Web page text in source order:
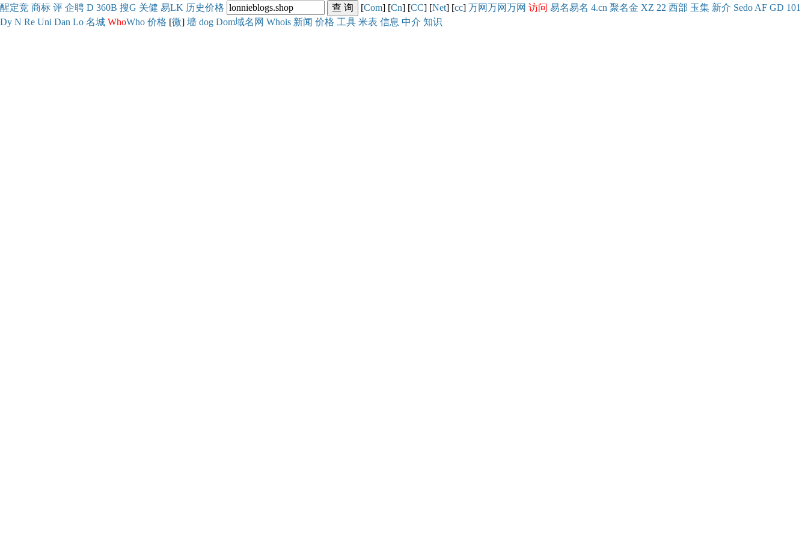
醒定竞 商标 评 企聘 D 360B 搜G 关健 易LK 历史价格 [Com] [Cn] [CC] [Net] [cc] 万网万网万网 访问 易名易名 4.cn 聚名金 XZ 22 西部 玉集 新介 Sedo AF GD 101
Dy N Re Uni Dan Lo 名城 WhoWho 价格 [微] 墙 dog Dom域名网 Whois 新闻 价格 工具 米表 信息 中介 知识